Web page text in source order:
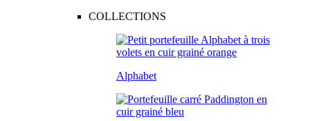
COLLECTIONS
Alphabet